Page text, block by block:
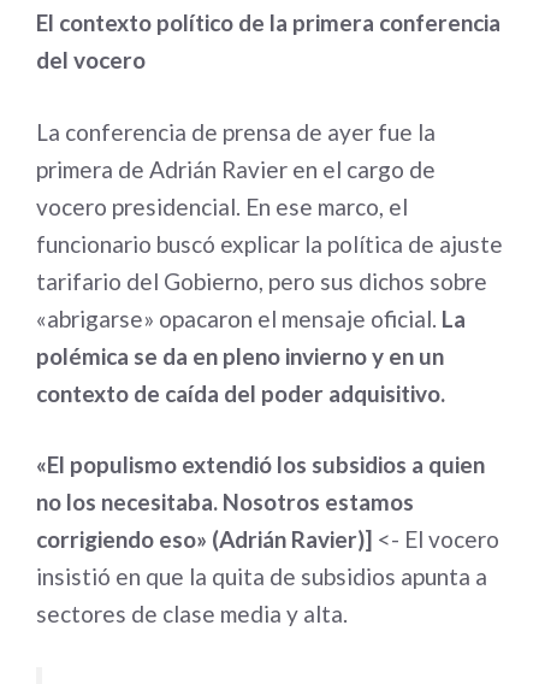
El contexto político de la primera conferencia
del vocero
La conferencia de prensa de ayer fue la
primera de Adrián Ravier en el cargo de
vocero presidencial. En ese marco, el
funcionario buscó explicar la política de ajuste
tarifario del Gobierno, pero sus dichos sobre
«abrigarse» opacaron el mensaje oficial. La
polémica se da en pleno invierno y en un
contexto de caída del poder adquisitivo.
«El populismo extendió los subsidios a quien
no los necesitaba. Nosotros estamos
corrigiendo eso» (Adrián Ravier)] <- El vocero
insistió en que la quita de subsidios apunta a
sectores de clase media y alta.